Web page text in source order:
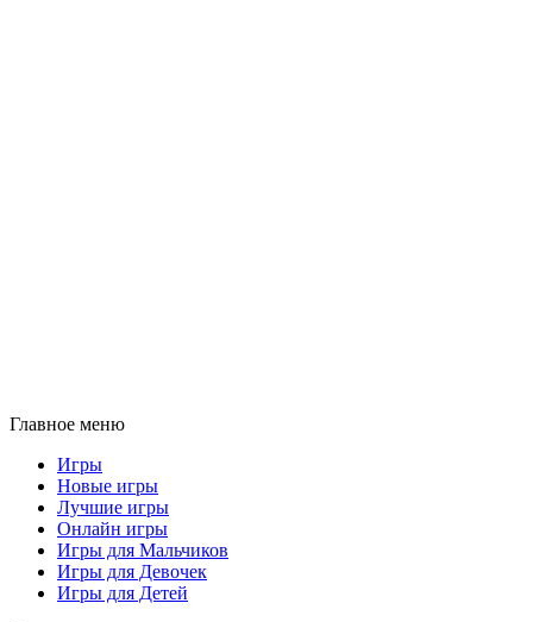
Главное меню
Игры
Новые игры
Лучшие игры
Онлайн игры
Игры для Мальчиков
Игры для Девочек
Игры для Детей